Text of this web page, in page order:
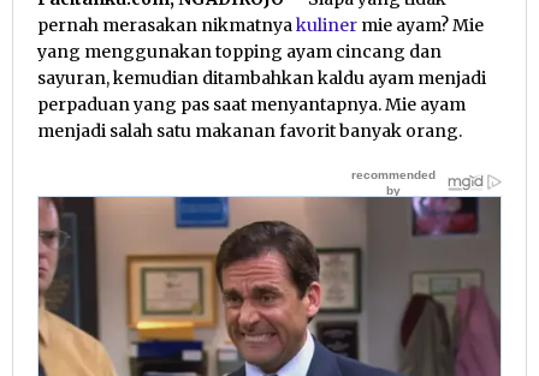
pernah merasakan nikmatnyakuliner mie ayam? Mie
yang menggunakan topping ayam cincang dan
sayuran, kemudian ditambahkan kaldu ayam menjadi
perpaduan yang pas saat menyantapnya. Mie ayam
menjadi salah satu makanan favorit banyak orang.